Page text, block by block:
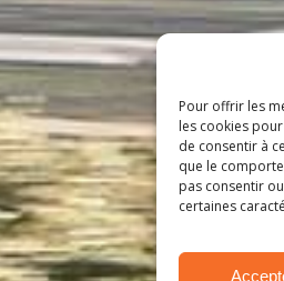
Pour offrir les
les cookies
de consentir à
que le
pas consentir
certaines